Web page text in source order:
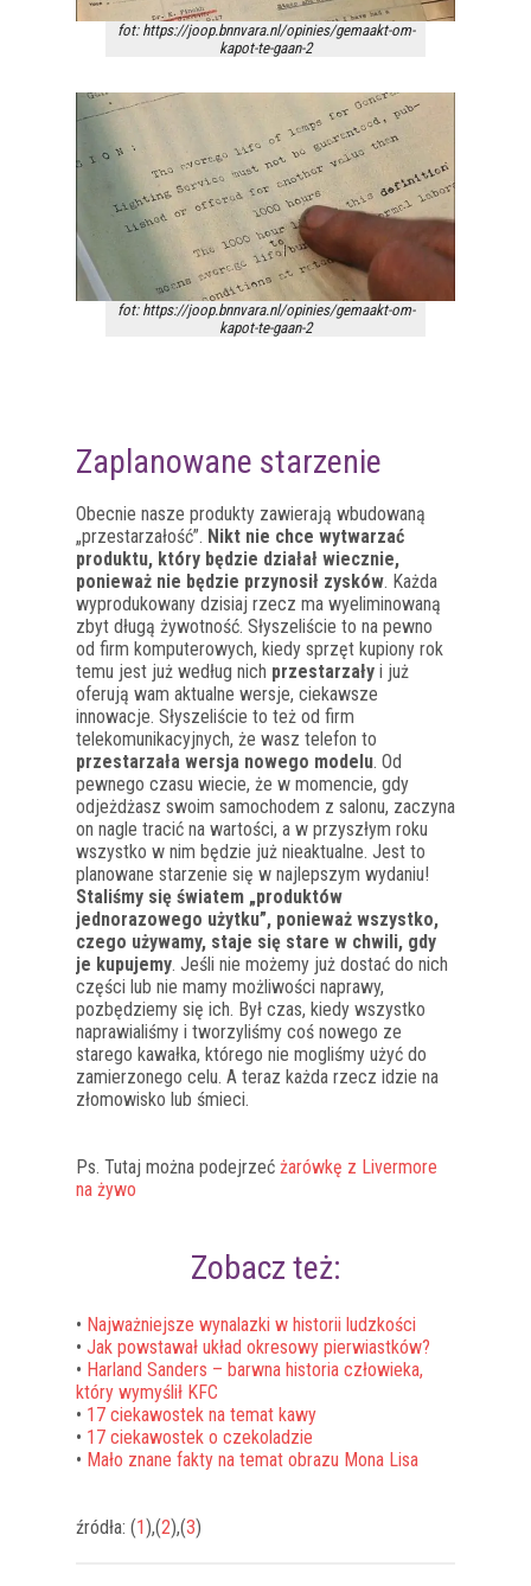
fot: https://joop.bnnvara.nl/opinies/gemaakt-om-
kapot-te-gaan-2
fot: https://joop.bnnvara.nl/opinies/gemaakt-om-
kapot-te-gaan-2
Zaplanowane starzenie
Obecnie nasze produkty zawierają wbudowaną
„przestarzałość”. Nikt nie chce wytwarzać
produktu, który będzie działał wiecznie,
ponieważ nie będzie przynosił zysków. Każda
wyprodukowany dzisiaj rzecz ma wyeliminowaną
zbyt długą żywotność. Słyszeliście to na pewno
od firm komputerowych, kiedy sprzęt kupiony rok
temu jest już według nich przestarzały i już
oferują wam aktualne wersje, ciekawsze
innowacje. Słyszeliście to też od firm
telekomunikacyjnych, że wasz telefon to
przestarzała wersja nowego modelu. Od
pewnego czasu wiecie, że w momencie, gdy
odjeżdżasz swoim samochodem z salonu, zaczyna
on nagle tracić na wartości, a w przyszłym roku
wszystko w nim będzie już nieaktualne. Jest to
planowane starzenie się w najlepszym wydaniu!
Staliśmy się światem „produktów
jednorazowego użytku”, ponieważ wszystko,
czego używamy, staje się stare w chwili, gdy
je kupujemy. Jeśli nie możemy już dostać do nich
części lub nie mamy możliwości naprawy,
pozbędziemy się ich. Był czas, kiedy wszystko
naprawialiśmy i tworzyliśmy coś nowego ze
starego kawałka, którego nie mogliśmy użyć do
zamierzonego celu. A teraz każda rzecz idzie na
złomowisko lub śmieci.
Ps. Tutaj można podejrzeć żarówkę z Livermore
na żywo
Zobacz też:
• Najważniejsze wynalazki w historii ludzkości
• Jak powstawał układ okresowy pierwiastków?
• Harland Sanders – barwna historia człowieka,
który wymyślił KFC
• 17 ciekawostek na temat kawy
• 17 ciekawostek o czekoladzie
• Mało znane fakty na temat obrazu Mona Lisa
źródła: (1),(2),(3)